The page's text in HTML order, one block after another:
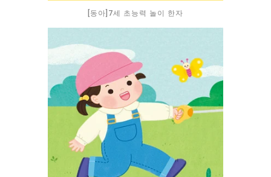
[동아]7세 초능력 놀이 한자